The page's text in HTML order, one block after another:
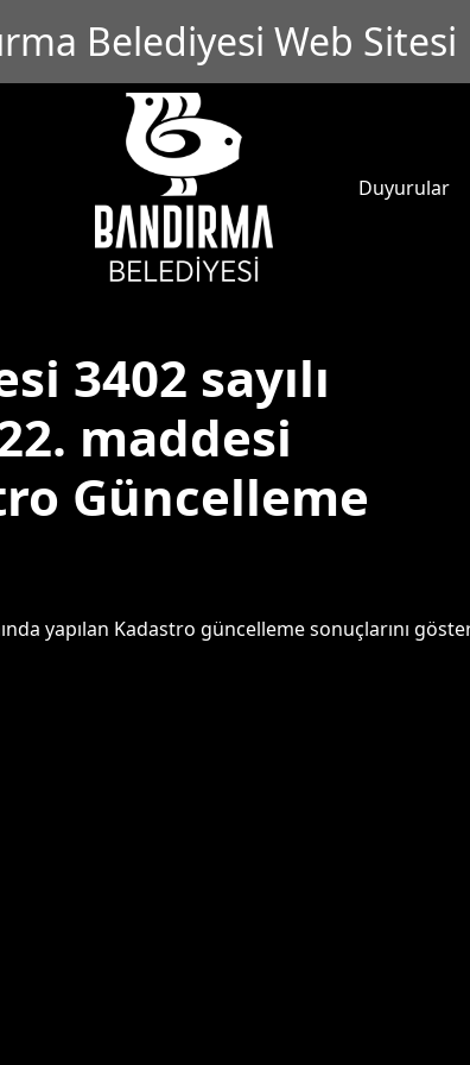
Belediyesi Web Sitesi
Duyurular
3402 sayılı
maddesi
Güncelleme
yapılan Kadastro güncelleme sonuçlarını